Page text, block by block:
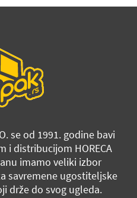
se od 1991. godine bavi
i distribucijom HORECA
imamo veliki izbor
savremene ugostiteljske
drže do svog ugleda.